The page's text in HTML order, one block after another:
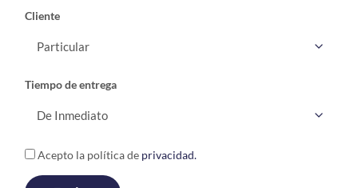
Cliente
Tiempo de entrega
Acepto la política de privacidad.